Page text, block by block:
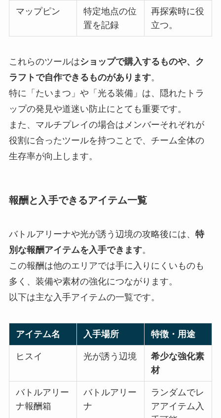
マップピン
特定地点の位
置を記録
再探索時に役
立つ。
これらのツールはショップで購入するものや、ク
ラフトで自作できるものがあります。
特に「たいまつ」や「光る装備」は、隠れたトラ
ップの発見や道迷い防止にとても重要です。
また、マルチプレイの場合はメンバーそれぞれが
役割に合ったツールを持つことで、チーム全体の
生存率が向上します。
報酬と入手できるアイテム一覧
バトルアリーナや光が誘う辺境の攻略後には、 特
別な報酬アイテムを入手できます。
この報酬は他のエリアでは手に入りにくいものも
多く、装備や素材の強化につながります。
以下は主な入手アイテムの一覧です。
アイテム名 入手場所 特徴・用途
ヒスイ 光が誘う辺境
希少な強化素
材
バトルアリー
ナ報酬箱
バトルアリー
ナ
ランダムでレ
アアイテム入